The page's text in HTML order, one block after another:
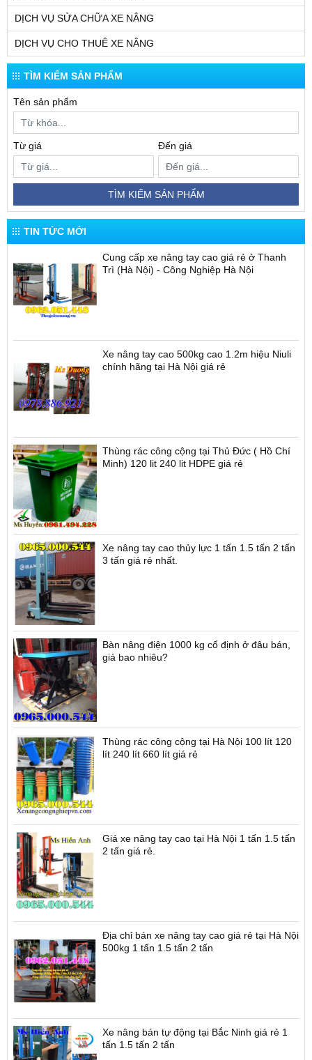
DỊCH VỤ SỬA CHỮA XE NÂNG
DỊCH VỤ CHO THUÊ XE NÂNG
TÌM KIẾM SẢN PHẨM
Tên sản phẩm
Từ giá Đến giá
TÌM KIẾM SẢN PHẨM
TIN TỨC MỚI
Cung cấp xe nâng tay cao giá rẻ ở Thanh
Trì (Hà Nội) - Công Nghiệp Hà Nội
Xe nâng tay cao 500kg cao 1.2m hiệu Niuli
chính hãng tại Hà Nội giá rẻ
Thùng rác công cộng tại Thủ Đức ( Hồ Chí
Minh) 120 lit 240 lit HDPE giá rẻ
Xe nâng tay cao thủy lực 1 tấn 1.5 tấn 2 tấn
3 tấn giá rẻ nhất.
Bàn nâng điện 1000 kg cố định ở đâu bán,
giá bao nhiêu?
Thùng rác công cộng tại Hà Nội 100 lít 120
lít 240 lít 660 lít giá rẻ
Giá xe nâng tay cao tại Hà Nội 1 tấn 1.5 tấn
2 tấn giá rẻ.
Địa chỉ bán xe nâng tay cao giá rẻ tại Hà Nội
500kg 1 tấn 1.5 tấn 2 tấn
Xe nâng bán tự động tại Bắc Ninh giá rẻ 1
tấn 1.5 tấn 2 tấn